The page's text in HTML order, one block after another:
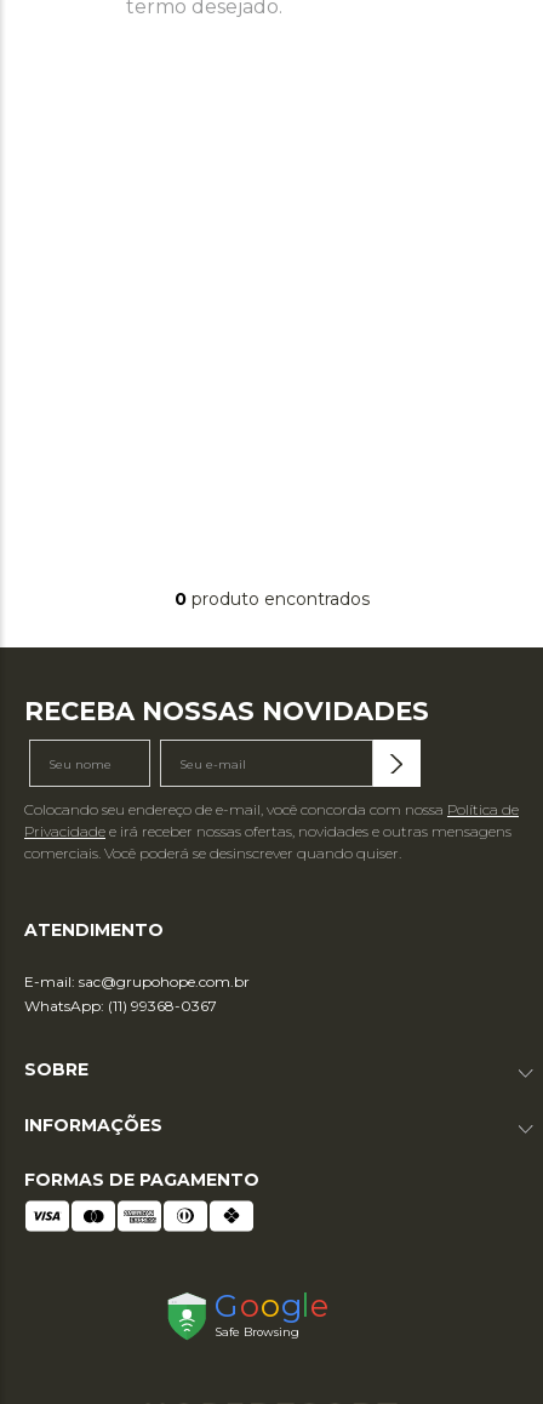
termo desejado.
0 produto
RECEBA NOSSAS NOVIDADES
Colocando seu endereço de e-mail, você concorda com nossa Política de
Privacidade e irá receber nossas ofertas, novidades e outras mensagens
comerciais. Você poderá se desinscrever quando quiser.
ATENDIMENTO
E-mail: sac@grupohope.com.br
WhatsApp: (11) 99368-0367
SOBRE
INFORMAÇÕES
FORMAS DE PAGAMENTO